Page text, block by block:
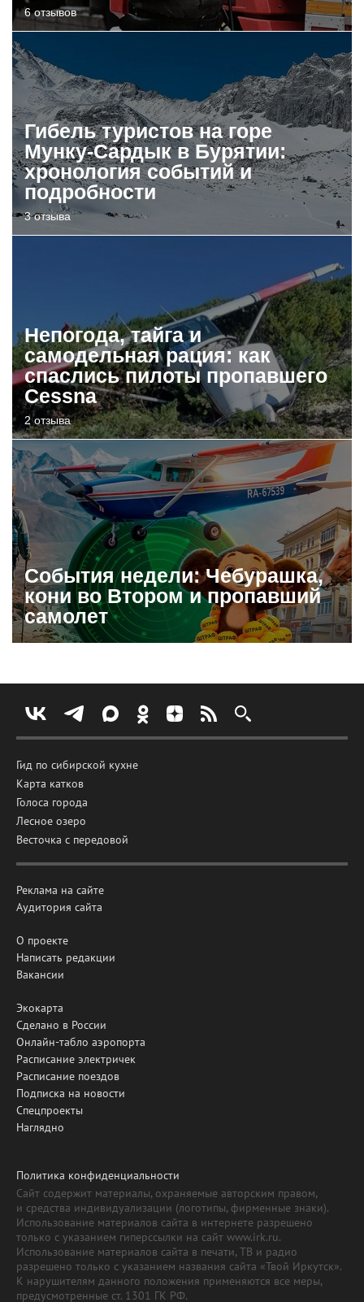
6 отзывов
Гибель туристов на горе
Мунку-Сардык в Бурятии:
хронология событий и
подробности
3 отзыва
Непогода, тайга и
самодельная рация: как
спаслись пилоты пропавшего
Cessna
2 отзыва
События недели: Чебурашка,
кони во Втором и пропавший
самолет
Гид по сибирской кухне
Карта катков
Голоса города
Лесное озеро
Весточка с передовой
Реклама на сайте
Аудитория сайта
О проекте
Написать редакции
Вакансии
Экокарта
Сделано в России
Онлайн-табло аэропорта
Расписание электричек
Расписание поездов
Подписка на новости
Спецпроекты
Наглядно
Политика конфиденциальности
Сайт содержит материалы, охраняемые авторским правом,
и средства индивидуализации (логотипы, фирменные знаки).
Использование материалов сайта в интернете разрешено
только с указанием гиперссылки на сайт www.irk.ru.
Использование материалов сайта в печати, ТВ и радио
разрешено только с указанием названия сайта «Твой Иркутск».
К нарушителям данного положения применяются все меры,
предусмотренные ст. 1301 ГК РФ.